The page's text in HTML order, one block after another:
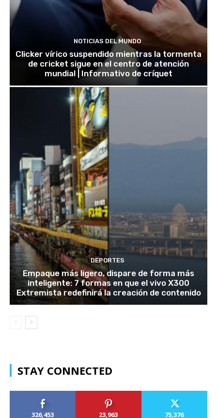
NOTICIAS DEL MUNDO
Clicker vírico suspendido mientras la tormenta
de cricket sigue en el centro de atención
mundial | Informativo de críquet
DEPORTES
Empaque más ligero, dispare de forma más
inteligente: 7 formas en que el vivo X300
Extremista redefinirá la creación de contenido
STAY CONNECTED
326,453 23,963 75,376